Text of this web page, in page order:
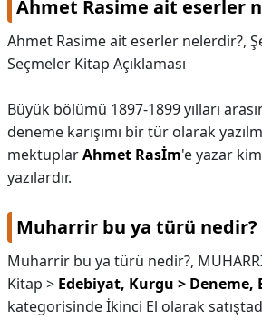
Ahmet Rasime ait eserler
Ahmet Rasime ait eserler nelerdir?,
Seçmeler Kitap Açıklaması
Büyük bölümü 1897-1899 yılları
deneme karışımı bir tür olarak
mektuplarAhmet Rasİm'e yazar
yazılardır.
Muharrir bu ya türü nedir?
Muharrir bu ya türü nedir?,
Kitap > Edebiyat, Kurgu > Deneme,
kategorisinde İkinci El olarak